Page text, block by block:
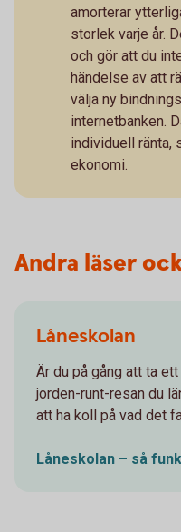
amorterar
storlek varje år.
och gör att du
händelse av att
välja ny
internetbanken.
individuell ränta,
ekonomi.
Andra läser
Låneskolan
Är du på gång att ta
jorden-runt-resan du
att ha koll på vad det
Låneskolan – så